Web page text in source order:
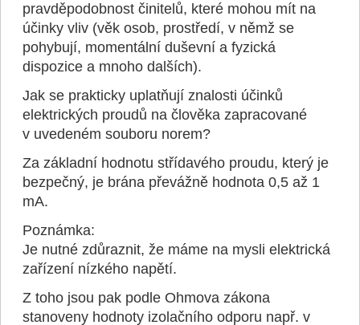
pravděpodobnost činitelů, které mohou mít na
účinky vliv (věk osob, prostředí, v němž se
pohybují, momentální duševní a fyzická
dispozice a mnoho dalších).
Jak se prakticky uplatňují znalosti účinků
elektrických proudů na člověka zapracované
v uvedeném souboru norem?
Za základní hodnotu střídavého proudu, který je
bezpečný, je brána převážně hodnota 0,5 až 1
mA.
Poznámka:
Je nutné zdůraznit, že máme na mysli elektrická
zařízení nízkého napětí.
Z toho jsou pak podle Ohmova zákona
stanoveny hodnoty izolačního odporu např. v